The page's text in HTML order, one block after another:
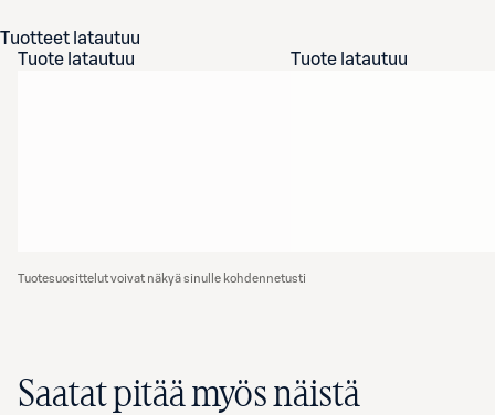
Tuotteet latautuu
Tuote latautuu
Tuote latautuu
Tuotesuosittelut voivat näkyä sinulle kohdennetusti
Saatat pitää myös näistä